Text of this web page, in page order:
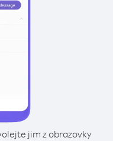
jim z obrazovky